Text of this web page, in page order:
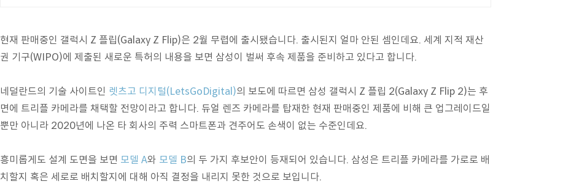
현재 판매중인 갤럭시 Z 플립(Galaxy Z Flip)은 2월 무렵에 출시됐습니다. 출시된지 얼마 안된 셈인데요. 세계 지적 재산
권 기구(WIPO)에 제출된 새로운 특허의 내용을 보면 삼성이 벌써 후속 제품을 준비하고 있다고 합니다.
네덜란드의 기술 사이트인 렛츠고 디지털(LetsGoDigital)의 보도에 따르면 삼성 갤럭시 Z 플립 2(Galaxy Z Flip 2)는 후
면에 트리플 카메라를 채택할 전망이라고 합니다. 듀얼 렌즈 카메라를 탑재한 현재 판매중인 제품에 비해 큰 업그레이드일
뿐만 아니라 2020년에 나온 타 회사의 주력 스마트폰과 견주어도 손색이 없는 수준인데요.
흥미롭게도 설계 도면을 보면 모델 A와 모델 B의 두 가지 후보안이 등재되어 있습니다. 삼성은 트리플 카메라를 가로로 배
치할지 혹은 세로로 배치할지에 대해 아직 결정을 내리지 못한 것으로 보입니다.